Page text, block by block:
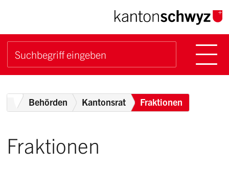
Navigieren im Kanton
Schnellnavigation
Suchbegriff
Breadcrumb
HomeBehörden Kantonsrat Fraktionen
Fraktionen